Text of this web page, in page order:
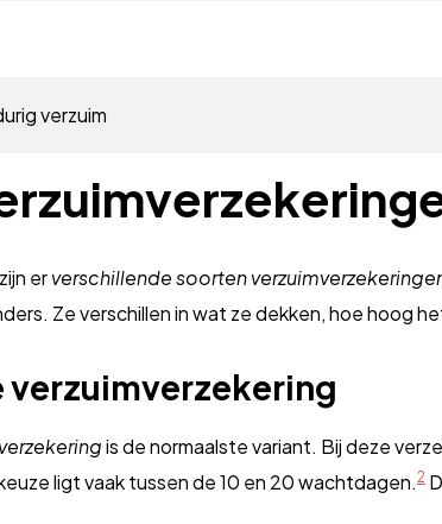
verzuim
erverschillende soorten
Ze verschillen in wat ze dekken, hoe hoog
is de normaalste variant. Bij deze
ligt vaak tussen de 10 en 20 wachtdagen.2